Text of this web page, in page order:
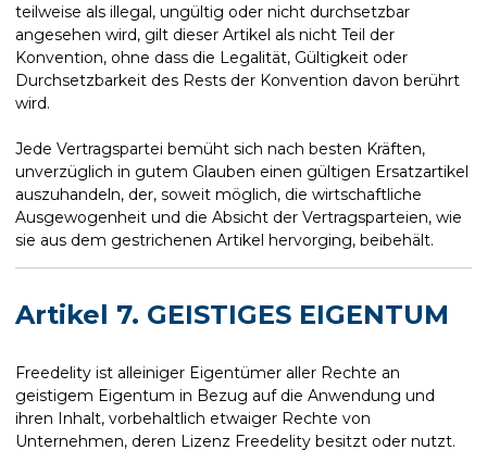
teilweise als illegal, ungültig oder nicht durchsetzbar
angesehen wird, gilt dieser Artikel als nicht Teil der
Konvention, ohne dass die Legalität, Gültigkeit oder
Durchsetzbarkeit des Rests der Konvention davon berührt
wird.
Jede Vertragspartei bemüht sich nach besten Kräften,
unverzüglich in gutem Glauben einen gültigen Ersatzartikel
auszuhandeln, der, soweit möglich, die wirtschaftliche
Ausgewogenheit und die Absicht der Vertragsparteien, wie
sie aus dem gestrichenen Artikel hervorging, beibehält.
Artikel 7. GEISTIGES EIGENTUM
Freedelity ist alleiniger Eigentümer aller Rechte an
geistigem Eigentum in Bezug auf die Anwendung und
ihren Inhalt, vorbehaltlich etwaiger Rechte von
Unternehmen, deren Lizenz Freedelity besitzt oder nutzt.